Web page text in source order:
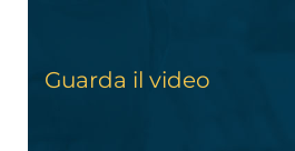
Guarda il video